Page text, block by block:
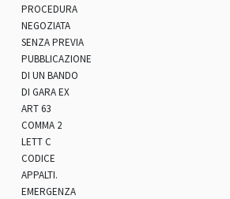
PROCEDURA
NEGOZIATA
SENZA PREVIA
PUBBLICAZIONE
DI UN BANDO
DI GARA EX
ART 63
COMMA 2
LETT C
CODICE
APPALTI.
EMERGENZA